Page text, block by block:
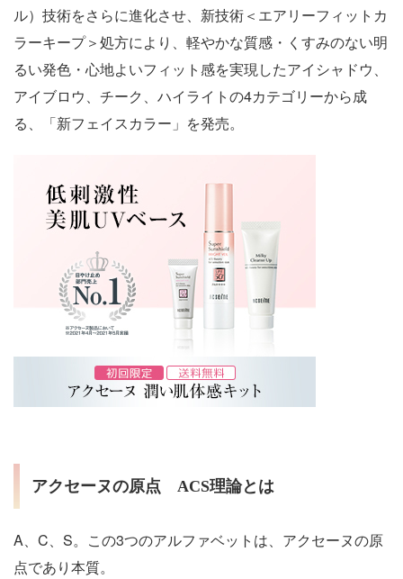
ル）技術をさらに進化させ、新技術＜エアリーフィットカ
ラーキープ＞処方により、軽やかな質感・くすみのない明
るい発色・心地よいフィット感を実現したアイシャドウ、
アイブロウ、チーク、ハイライトの4カテゴリーから成
る、「新フェイスカラー」を発売。
アクセーヌの原点 ACS理論とは
A、C、S。この3つのアルファベットは、アクセーヌの原
点であり本質。